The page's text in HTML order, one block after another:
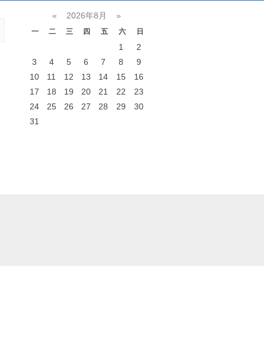
« 2026年8月 »
一 二 三 四 五 六 日
1
2
3
4 5 6 7 8
9
10
11 12 13 14 15
16
17
18 19 20 21 22
23
24
25 26 27 28 29
30
31